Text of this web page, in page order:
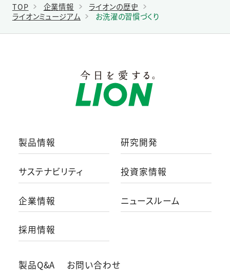
TOP 企業情報
ライオンの歴史
ライオンミュージアム
お洗濯の習慣づくり
製品情報 研究開発
サステナビリティ 投資家情報
企業情報 ニュースルーム
採用情報
製品Q&A お問い合わせ